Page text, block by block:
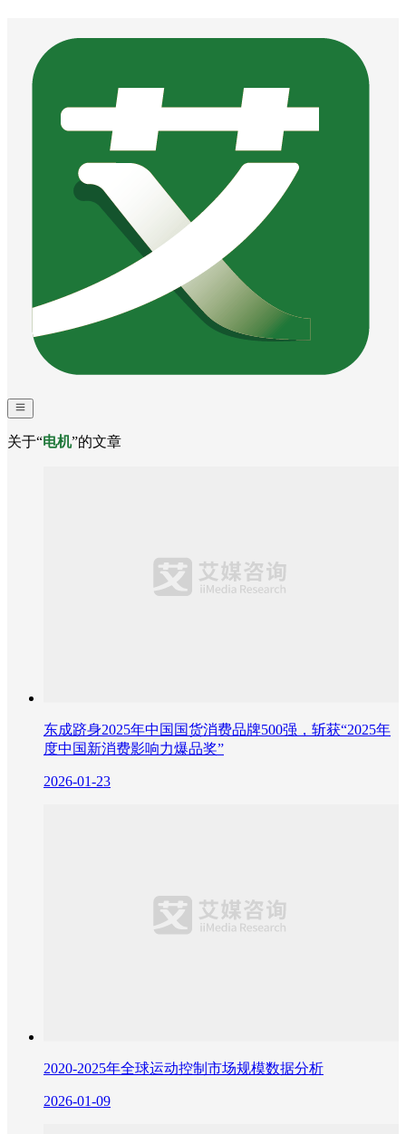
关于“电机”的文章
东成跻身2025年中国国货消费品牌500强，斩获“2025年
度中国新消费影响力爆品奖”
2026-01-23
2020-2025年全球运动控制市场规模数据分析
2026-01-09